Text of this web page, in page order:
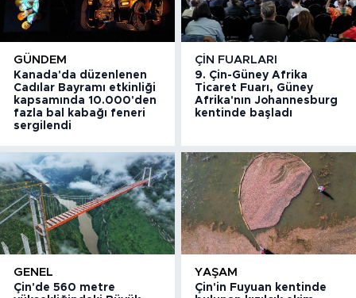
GÜNDEM
Kanada'da düzenlenen
Cadılar Bayramı etkinliği
kapsamında 10.000'den
fazla bal kabağı feneri
sergilendi
ÇIN FUARLARI
9. Çin-Güney Afrika
Ticaret Fuarı, Güney
Afrika'nın Johannesburg
kentinde başladı
GENEL
Çin'de 560 metre
YAŞAM
Çin'in Fuyuan kentinde